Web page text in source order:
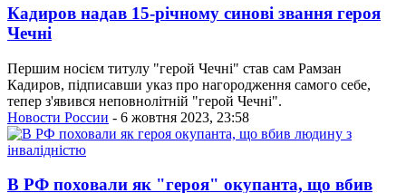
Кадиров надав 15-річному синові звання героя
Чечні
Першим носієм титулу "герой Чечні" став сам Рамзан
Кадиров, підписавши указ про нагородження самого себе,
тепер з'явився неповнолітній "герой Чечні".
Новости России - 6 жовтня 2023, 23:58
В РФ поховали як "героя" окупанта, що вбив